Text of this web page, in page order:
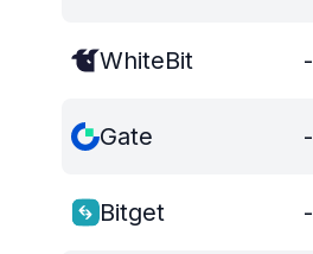
WhiteBit -
Gate -
Bitget -